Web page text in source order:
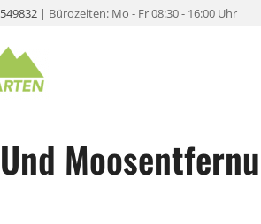
| Bürozeiten: Mo - Fr 08:30 - 16:00 Uhr